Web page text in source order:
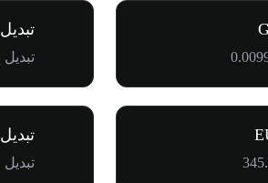
تبدیل TRUTH به BRL
تبدیل 1 TRUTH به R$0.0686
تبدیل AXTIB به EUR
تبدیل 1 AXTIB به €78.81